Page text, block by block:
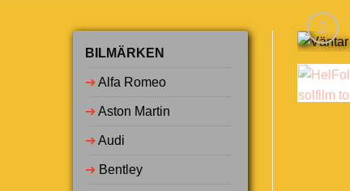
BILMÄRKEN
➔Alfa Romeo
➔Aston Martin
➔Audi
➔ Bentley